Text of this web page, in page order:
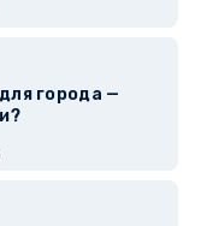
города —